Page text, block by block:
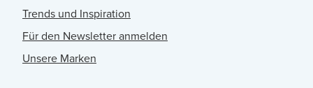
Trends und Inspiration
Für den Newsletter anmelden
Unsere Marken